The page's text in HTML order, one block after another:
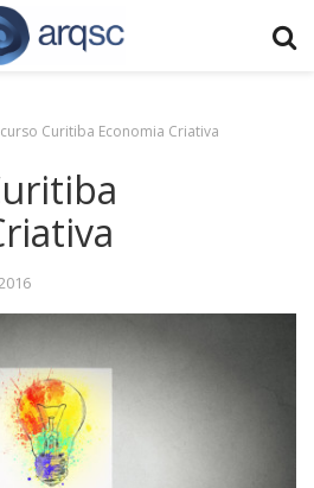
Curitiba Economia Criativa